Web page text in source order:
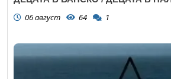
06 август 64 1